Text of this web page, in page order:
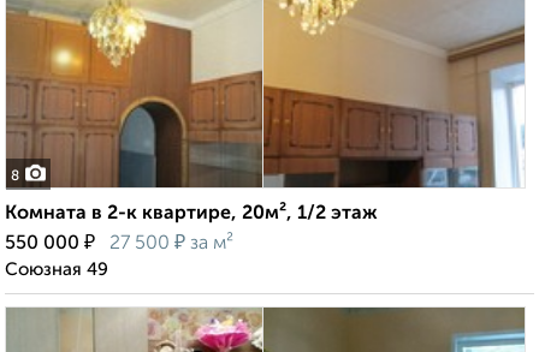
8
Комната в 2-к квартире, 20м², 1/2 этаж
550 000 ₽ 27 500 ₽ за м²
Союзная 49